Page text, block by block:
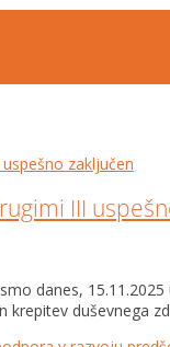
III
danes,
duševnega